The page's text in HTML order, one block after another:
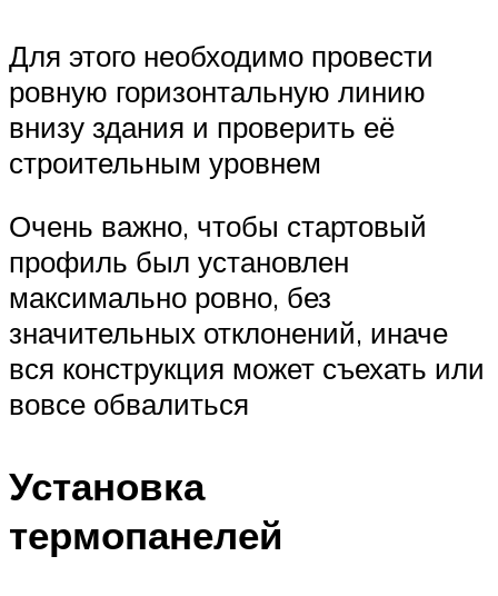
Для этого необходимо провести
ровную горизонтальную линию
внизу здания и проверить её
строительным уровнем
Очень важно, чтобы стартовый
профиль был установлен
максимально ровно, без
значительных отклонений, иначе
вся конструкция может съехать или
вовсе обвалиться
Установка
термопанелей